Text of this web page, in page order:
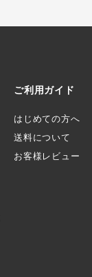
ご利用ガイド
はじめての方へ
送料について
お客様レビュー